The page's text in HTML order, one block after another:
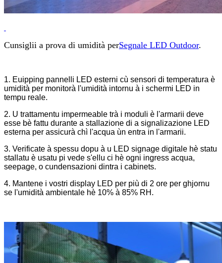
Cunsiglii a prova di umidità perSegnale LED Outdoor.
1. Euipping pannelli LED esterni cù sensori di temperatura è
umidità per monitorà l'umidità intornu à i schermi LED in
tempu reale.
2. U trattamentu impermeable trà i moduli è l'armarii deve
esse bè fattu durante a stallazione di a signalizazione LED
esterna per assicurà chì l'acqua ùn entra in l'armarii.
3. Verificate à spessu dopu à u LED signage digitale hè statu
stallatu è usatu pi vede s'ellu ci hè ogni ingress acqua,
seepage, o cundensazioni dintra i cabinets.
4. Mantene i vostri display LED per più di 2 ore per ghjornu
se l'umidità ambientale hè 10% à 85% RH.